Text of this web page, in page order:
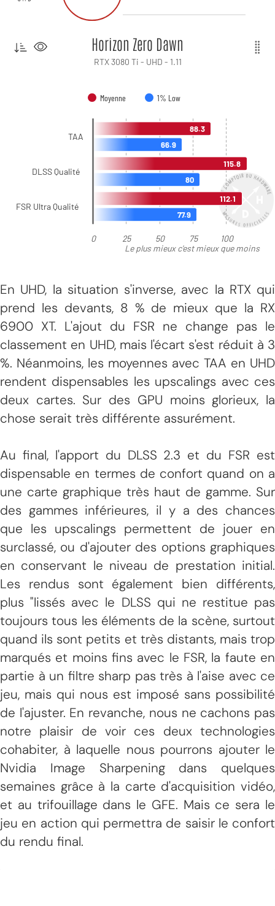
En UHD, la situation s'inverse, avec la RTX qui
prend les devants, 8 % de mieux que la RX
6900 XT. L'ajout du FSR ne change pas le
classement en UHD, mais l'écart s'est réduit à 3
%. Néanmoins, les moyennes avec TAA en UHD
rendent dispensables les upscalings avec ces
deux cartes. Sur des GPU moins glorieux, la
chose serait très différente assurément.
Au final, l'apport du DLSS 2.3 et du FSR est
dispensable en termes de confort quand on a
une carte graphique très haut de gamme. Sur
des gammes inférieures, il y a des chances
que les upscalings permettent de jouer en
surclassé, ou d'ajouter des options graphiques
en conservant le niveau de prestation initial.
Les rendus sont également bien différents,
plus "lissés avec le DLSS qui ne restitue pas
toujours tous les éléments de la scène, surtout
quand ils sont petits et très distants, mais trop
marqués et moins fins avec le FSR, la faute en
partie à un filtre sharp pas très à l'aise avec ce
jeu, mais qui nous est imposé sans possibilité
de l'ajuster. En revanche, nous ne cachons pas
notre plaisir de voir ces deux technologies
cohabiter, à laquelle nous pourrons ajouter le
Nvidia Image Sharpening dans quelques
semaines grâce à la carte d'acquisition vidéo,
et au trifouillage dans le GFE. Mais ce sera le
jeu en action qui permettra de saisir le confort
du rendu final.